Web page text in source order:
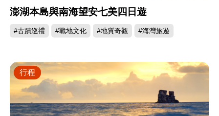
澎湖本島與南海望安七美四日遊
#古蹟巡禮 #戰地文化 #地質奇觀 #海灣旅遊
行程